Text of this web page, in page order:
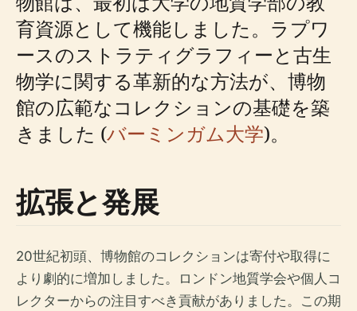
育資源として機能しました。ラプワ
ースのストラティグラフィーと古生
物学に関する革新的な方法が、博物
館の広範なコレクションの基礎を築
きました (バーミンガム大学)。
拡張と発展
20世紀初頭、博物館のコレクションは寄付や取得に
より劇的に増加しました。ロンドン地質学会や個人コ
レクターからの注目すべき貢献がありました。この期